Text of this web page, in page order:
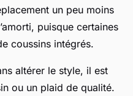
un peu moins
puisque certaines
coussins intégrés.
altérer le style, il est
ou un plaid de qualité.